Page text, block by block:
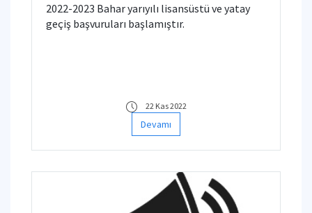
2022-2023 Bahar yarıyılı lisansüstü ve yatay
geçiş başvuruları başlamıştır.
22 Kas 2022
Devamı